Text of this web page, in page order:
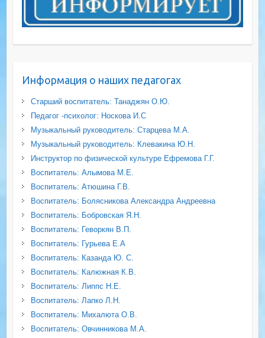
Информация о наших педагогах
Старший воспитатель: Танаджян О.Ю.
Педагог -психолог: Носкова И.С
Музыкальный руководитель: Старцева М.А.
Музыкальный руководитель: Клевакина Ю.Н.
Инструктор по физической культуре Ефремова Г.Г.
Воспитатель: Алымова М.Е.
Воспитатель: Атюшина Г.В.
Воспитатель: Болясникова Александра Андреевна
Воспитатель: Бобровская Я.Н.
Воспитатель: Геворкян В.П.
Воспитатель: Гурьева Е.А
Воспитатель: Казанда Ю. С.
Воспитатель: Калюжная К.В.
Воспитатель: Липпс Н.Е.
Воспитатель: Лапко Л.Н.
Воспитатель: Михалюта О.В.
Воспитатель: Овчинникова М.А.